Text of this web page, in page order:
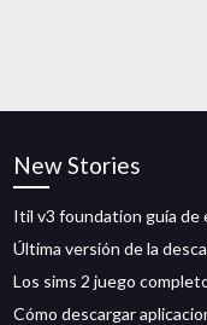
New Stories
Itil v3 foundation guía
Última versión de la
Los sims 2 juego
Cómo descargar